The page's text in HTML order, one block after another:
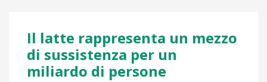
Il latte rappresenta un mezzo
di sussistenza per un
miliardo di persone